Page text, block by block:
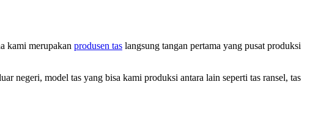
kami merupakan produsen tas langsung tangan pertama yang pusat produksi
negeri, model tas yang bisa kami produksi antara lain seperti tas ransel, tas